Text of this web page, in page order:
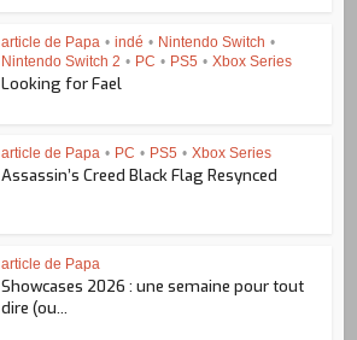
article de Papa • indé • Nintendo Switch •
Nintendo Switch 2 • PC • PS5 • Xbox Series
Looking for Fael
article de Papa • PC • PS5 • Xbox Series
Assassin’s Creed Black Flag Resynced
article de Papa
Showcases 2026 : une semaine pour tout
dire (ou...